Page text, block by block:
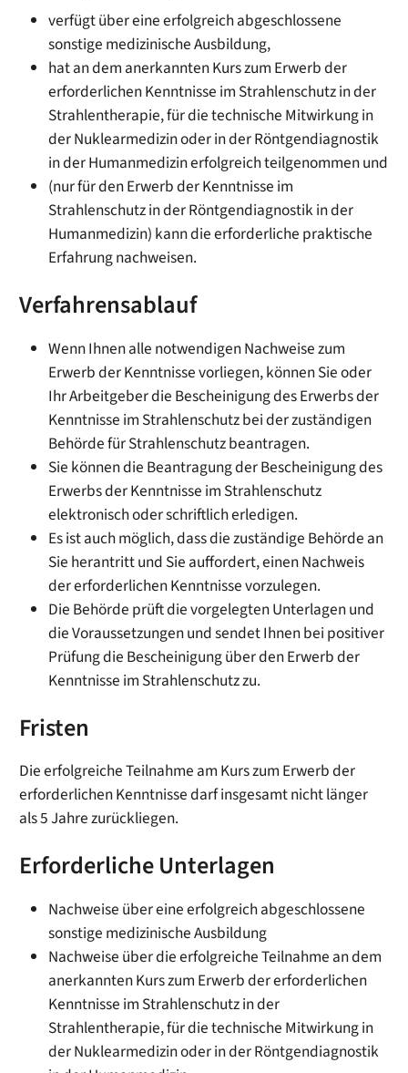
verfügt über eine erfolgreich abgeschlossene
sonstige medizinische Ausbildung,
hat an dem anerkannten Kurs zum Erwerb der
erforderlichen Kenntnisse im Strahlenschutz in der
Strahlentherapie, für die technische Mitwirkung in
der Nuklearmedizin oder in der Röntgendiagnostik
in der Humanmedizin erfolgreich teilgenommen und
(nur für den Erwerb der Kenntnisse im
Strahlenschutz in der Röntgendiagnostik in der
Humanmedizin) kann die erforderliche praktische
Erfahrung nachweisen.
Verfahrensablauf
Wenn Ihnen alle notwendigen Nachweise zum
Erwerb der Kenntnisse vorliegen, können Sie oder
Ihr Arbeitgeber die Bescheinigung des Erwerbs der
Kenntnisse im Strahlenschutz bei der zuständigen
Behörde für Strahlenschutz beantragen.
Sie können die Beantragung der Bescheinigung des
Erwerbs der Kenntnisse im Strahlenschutz
elektronisch oder schriftlich erledigen.
Es ist auch möglich, dass die zuständige Behörde an
Sie herantritt und Sie auffordert, einen Nachweis
der erforderlichen Kenntnisse vorzulegen.
Die Behörde prüft die vorgelegten Unterlagen und
die Voraussetzungen und sendet Ihnen bei positiver
Prüfung die Bescheinigung über den Erwerb der
Kenntnisse im Strahlenschutz zu.
Fristen
Die erfolgreiche Teilnahme am Kurs zum Erwerb der
erforderlichen Kenntnisse darf insgesamt nicht länger
als 5 Jahre zurückliegen.
Erforderliche Unterlagen
Nachweise über eine erfolgreich abgeschlossene
sonstige medizinische Ausbildung
Nachweise über die erfolgreiche Teilnahme an dem
anerkannten Kurs zum Erwerb der erforderlichen
Kenntnisse im Strahlenschutz in der
Strahlentherapie, für die technische Mitwirkung in
der Nuklearmedizin oder in der Röntgendiagnostik